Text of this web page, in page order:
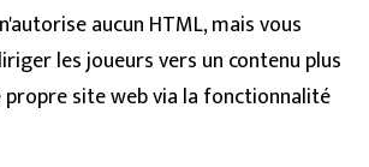
aucun HTML, mais vous
les joueurs vers un contenu plus
site web via la fonctionnalité